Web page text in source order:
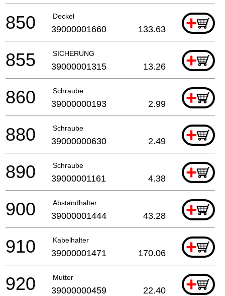
Deckel +
850 39000001660 133.63
SICHERUNG +
855 39000001315 13.26
Schraube +
860 39000000193 2.99
Schraube +
880 39000000630 2.49
Schraube +
890 39000001161 4.38
Abstandhalter +
900 39000001444 43.28
Kabelhalter +
910 39000001471 170.06
Mutter +
920 39000000459 22.40